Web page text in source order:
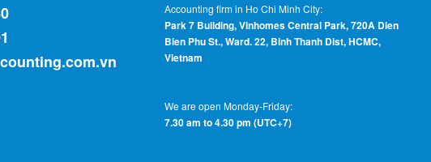
Accounting firm in Ho Chi Minh City:
Park 7 Building, Vinhomes Central Park, 720A Dien
Bien Phu St., Ward. 22, Binh Thanh Dist, HCMC,
Vietnam
We are open Monday-Friday:
7.30 am to 4.30 pm (UTC+7)